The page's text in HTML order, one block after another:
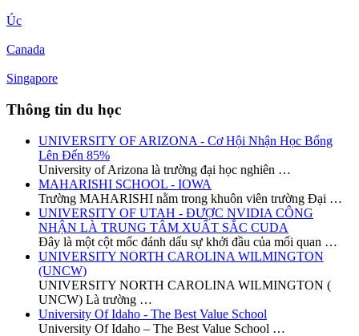
Úc
Canada
Singapore
Thông tin du học
UNIVERSITY OF ARIZONA - Cơ Hội Nhận Học Bổng
Lên Đến 85%
University of Arizona là trường đại học nghiên …
MAHARISHI SCHOOL - IOWA
Trường MAHARISHI nằm trong khuôn viên trường Đại …
UNIVERSITY OF UTAH - ĐƯỢC NVIDIA CÔNG
NHẬN LÀ TRUNG TÂM XUẤT SẮC CUDA
Đây là một cột mốc đánh dấu sự khởi đầu của mối quan …
UNIVERSITY NORTH CAROLINA WILMINGTON
(UNCW)
UNIVERSITY NORTH CAROLINA WILMINGTON (
UNCW) Là trường …
University Of Idaho - The Best Value School
University Of Idaho – The Best Value School …